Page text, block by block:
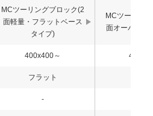
MCツーリングブロック(2
面軽量・フラットベース
タイプ)
MCツーリン
面オーバーハ
400x400～
フラット
-